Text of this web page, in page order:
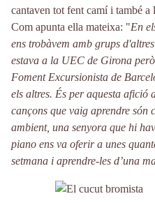
cantaven tot fent camí i també a
Com apunta ella mateixa: "En
ens trobàvem amb grups
estava a la UEC de Girona
Foment Excursionista de
els altres. És per aquesta afició
cançons que vaig aprendre són
ambient, una senyora que hi
piano ens va oferir a unes
setmana i aprendre-les d’una